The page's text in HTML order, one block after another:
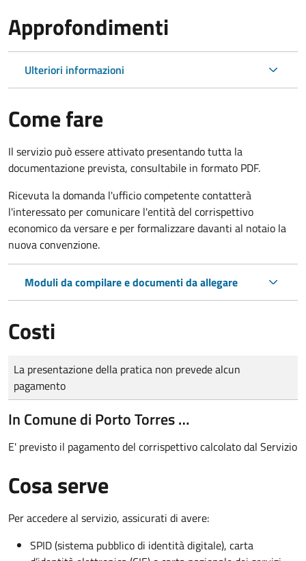
Approfondimenti
Ulteriori informazioni
Come fare
Il servizio può essere attivato presentando tutta la
documentazione prevista, consultabile in formato PDF.
Ricevuta la domanda l'ufficio competente contatterà
l'interessato per comunicare l'entità del corrispettivo
economico da versare e per formalizzare davanti al notaio la
nuova convenzione.
Moduli da compilare e documenti da allegare
Costi
Tipo di pagamento
Importo
La presentazione della pratica non prevede alcun
pagamento
In Comune di Porto Torres …
E' previsto il pagamento del corrispettivo calcolato dal Servizio
Cosa serve
Per accedere al servizio, assicurati di avere:
SPID (sistema pubblico di identità digitale), carta